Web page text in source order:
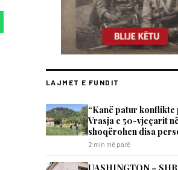
LAJMET E FUNDIT
“Kanë patur konflikte
Vrasja e 50-vjeçarit
shoqërohen disa
2 min më parë
UASHINGTON –